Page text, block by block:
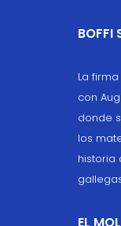
BOFFI
La
con
donde
los
historia